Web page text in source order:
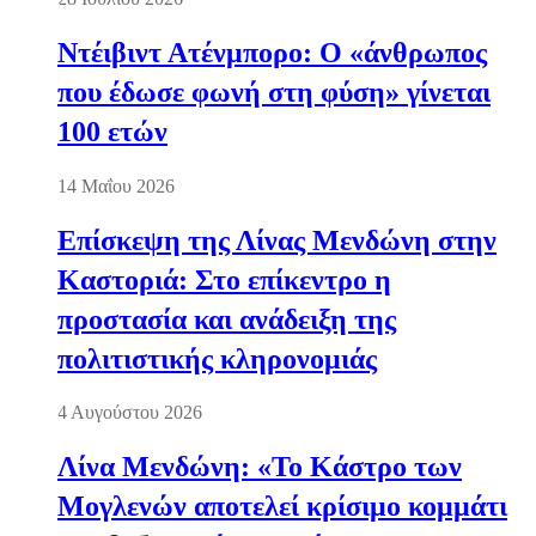
Ντέιβιντ Ατένμπορο: Ο «άνθρωπος
που έδωσε φωνή στη φύση» γίνεται
100 ετών
14 Μαΐου 2026
Επίσκεψη της Λίνας Μενδώνη στην
Καστοριά: Στο επίκεντρο η
προστασία και ανάδειξη της
πολιτιστικής κληρονομιάς
4 Αυγούστου 2026
Λίνα Μενδώνη: «Το Κάστρο των
Μογλενών αποτελεί κρίσιμο κομμάτι